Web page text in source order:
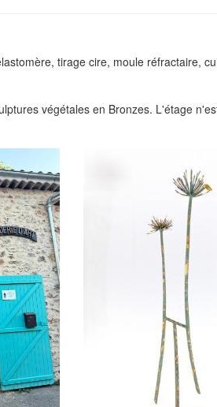
tirage cire, moule réfractaire,
végétales en Bronzes. L'étage